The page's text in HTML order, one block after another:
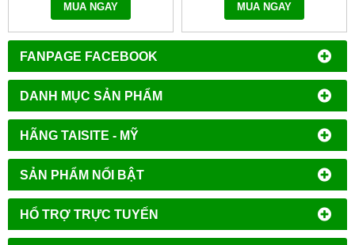
FANPAGE FACEBOOK
DANH MỤC SẢN PHẨM
HÃNG TAISITE - MỸ
SẢN PHẨM NỔI BẬT
HỔ TRỢ TRỰC TUYẾN
MUA NGAY MUA NGAY